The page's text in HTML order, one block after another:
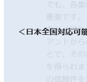
でも、各
クライア
アントか
とで、そ
を得られ
の信頼性
＜日本全国対応可